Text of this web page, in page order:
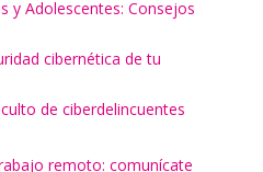
y Adolescentes: Consejos
cibernética de tu
de ciberdelincuentes
remoto: comunícate